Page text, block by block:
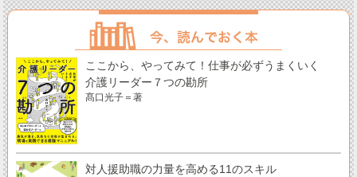
ここから、やってみて！仕事が必ずうまくいく
介護リーダー７つの勘所
髙口光子＝著
対人援助職の力量を高める11のスキル